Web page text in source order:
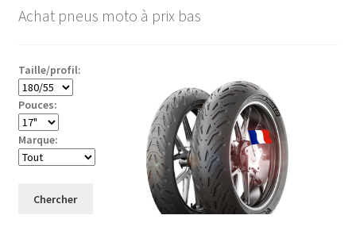
Achat pneus moto à prix bas
Taille/profil:
Pouces:
Marque:
Chercher